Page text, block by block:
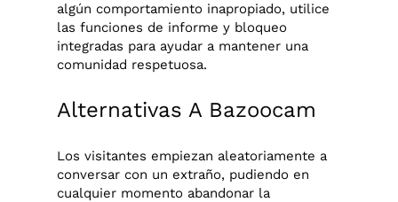
algún comportamiento inapropiado, utilice
las funciones de informe y bloqueo
integradas para ayudar a mantener una
comunidad respetuosa.
Alternativas A Bazoocam
Los visitantes empiezan aleatoriamente a
conversar con un extraño, pudiendo en
cualquier momento abandonar la